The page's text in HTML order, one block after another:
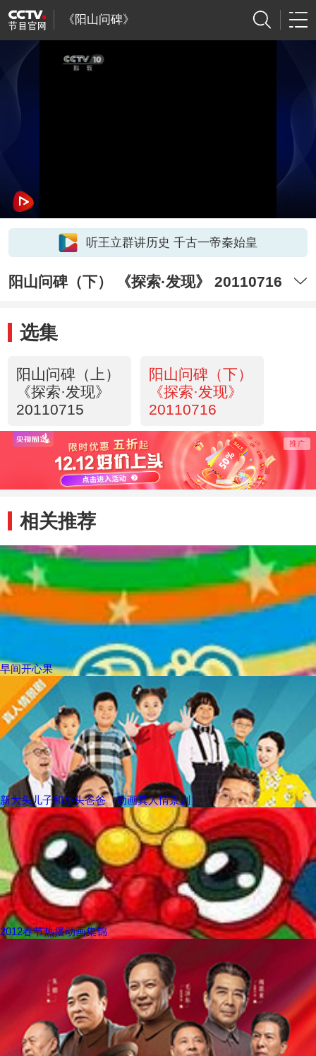
《阳山问碑》
听王立群讲历史 千古一帝秦始皇
阳山问碑（下） 《探索·发现》 20110716
选集
阳山问碑（上）
《探索·发现》
20110715
阳山问碑（下）
《探索·发现》
20110716
相关推荐
早间开心果
新大头儿子和小头爸爸（动画真人情景剧）
2012春节热播动画集锦